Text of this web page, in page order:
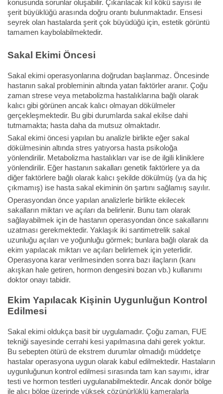
konusunda sorunlar oluşabilir. Çıkarılacak kıl kökü sayısı ile
şerit büyüklüğü arasında doğru orantı bulunmaktadır. Ensesi
seyrek olan hastalarda şerit çok büyüdüğü için, estetik görüntü
tamamen kaybolabilmektedir.
Sakal Ekimi Öncesi
Sakal ekimi operasyonlarına doğrudan başlanmaz. Öncesinde
hastanın sakal probleminin altında yatan faktörler aranır. Çoğu
zaman strese veya metabolizma hastalıklarına bağlı olarak
kalıcı gibi görünen ancak kalıcı olmayan dökülmeler
gerçekleşmektedir. Bu gibi durumlarda sakal ekilse dahi
tutmamakta; hasta daha da mutsuz olmaktadır.
Sakal ekimi öncesi yapılan bu analizle birlikte eğer sakal
dökülmesinin altında stres yatıyorsa hasta psikoloğa
yönlendirilir. Metabolizma hastalıkları var ise de ilgili kliniklere
yönlendirilir. Eğer hastanın sakalları genetik faktörlere ya da
diğer faktörlere bağlı olarak kalıcı şekilde dökülmüş (ya da hiç
çıkmamış) ise hasta sakal ekiminin ön şartını sağlamış sayılır.
Operasyondan önce yapılan analizlerle birlikte ekilecek
sakalların miktarı ve açıları da belirlenir. Bunu tam olarak
sağlayabilmek için de hastanın operasyondan önce sakallarını
uzatması gerekmektedir. Yaklaşık iki santimetrelik sakal
uzunluğu açıları ve yoğunluğu görmek; bunlara bağlı olarak da
ekim yapılacak miktarı ve açıları belirlemek için yeterlidir.
Operasyona karar verilmesinden sonra bazı ilaçların (kanı
akışkan hale getiren, hormon dengesini bozan vb.) kullanımı
doktor onayı tabidir.
Ekim Yapılacak Kişinin Uygunluğun Kontrol
Edilmesi
Sakal ekimi oldukça basit bir uygulamadır. Çoğu zaman, FUE
tekniği sayesinde cerrahi kesi yapılmasına dahi gerek yoktur.
Bu sebepten ötürü de ekstrem durumlar olmadığı müddetçe
hastalar operasyona uygun olarak kabul edilmektedir. Hastaların
uygunluğunun kontrol edilmesi sırasında tam kan sayımı, idrar
testi ve hormon testleri uygulanabilmektedir. Ancak donör bölge
ile alıcı bölge üzerinde yüksek çözünürlüklü kameralarla